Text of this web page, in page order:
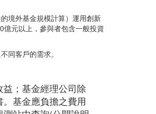
境外基金規模計算）運用創新
元以上，參與者包含一般投資
同客戶的需求。
；基金經理公司除
基金應負擔之費用